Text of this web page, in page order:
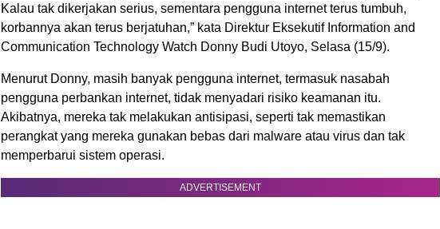
Kalau tak dikerjakan serius, sementara pengguna internet terus tumbuh,
korbannya akan terus berjatuhan,” kata Direktur Eksekutif Information and
Communication Technology Watch Donny Budi Utoyo, Selasa (15/9).
Menurut Donny, masih banyak pengguna internet, termasuk nasabah
pengguna perbankan internet, tidak menyadari risiko keamanan itu.
Akibatnya, mereka tak melakukan antisipasi, seperti tak memastikan
perangkat yang mereka gunakan bebas dari malware atau virus dan tak
memperbarui sistem operasi.
ADVERTISEMENT